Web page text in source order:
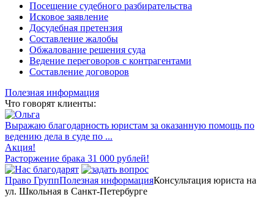
Посещение судебного разбирательства
Исковое заявление
Досудебная претензия
Составление жалобы
Обжалование решения суда
Ведение переговоров с контрагентами
Составление договоров
Полезная информация
Что говорят клиенты:
Выражаю благодарность юристам за оказанную помощь по
ведению дела в суде по ...
Акция!
Расторжение брака 31 000 рублей!
Право ГруппПолезная информацияКонсультация юриста на
ул. Школьная в Санкт-Петербурге